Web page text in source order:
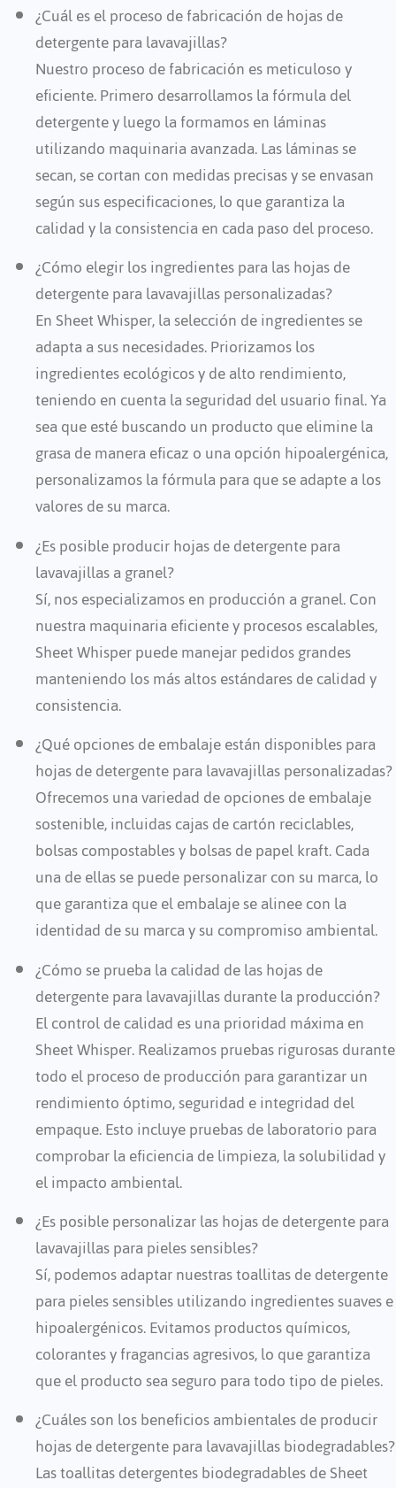
¿Cuál es el proceso de fabricación de hojas de
detergente para lavavajillas?
Nuestro proceso de fabricación es meticuloso y
eficiente. Primero desarrollamos la fórmula del
detergente y luego la formamos en láminas
utilizando maquinaria avanzada. Las láminas se
secan, se cortan con medidas precisas y se envasan
según sus especificaciones, lo que garantiza la
calidad y la consistencia en cada paso del proceso.
¿Cómo elegir los ingredientes para las hojas de
detergente para lavavajillas personalizadas?
En Sheet Whisper, la selección de ingredientes se
adapta a sus necesidades. Priorizamos los
ingredientes ecológicos y de alto rendimiento,
teniendo en cuenta la seguridad del usuario final. Ya
sea que esté buscando un producto que elimine la
grasa de manera eficaz o una opción hipoalergénica,
personalizamos la fórmula para que se adapte a los
valores de su marca.
¿Es posible producir hojas de detergente para
lavavajillas a granel?
Sí, nos especializamos en producción a granel. Con
nuestra maquinaria eficiente y procesos escalables,
Sheet Whisper puede manejar pedidos grandes
manteniendo los más altos estándares de calidad y
consistencia.
¿Qué opciones de embalaje están disponibles para
hojas de detergente para lavavajillas personalizadas?
Ofrecemos una variedad de opciones de embalaje
sostenible, incluidas cajas de cartón reciclables,
bolsas compostables y bolsas de papel kraft. Cada
una de ellas se puede personalizar con su marca, lo
que garantiza que el embalaje se alinee con la
identidad de su marca y su compromiso ambiental.
¿Cómo se prueba la calidad de las hojas de
detergente para lavavajillas durante la producción?
El control de calidad es una prioridad máxima en
Sheet Whisper. Realizamos pruebas rigurosas durante
todo el proceso de producción para garantizar un
rendimiento óptimo, seguridad e integridad del
empaque. Esto incluye pruebas de laboratorio para
comprobar la eficiencia de limpieza, la solubilidad y
el impacto ambiental.
¿Es posible personalizar las hojas de detergente para
lavavajillas para pieles sensibles?
Sí, podemos adaptar nuestras toallitas de detergente
para pieles sensibles utilizando ingredientes suaves e
hipoalergénicos. Evitamos productos químicos,
colorantes y fragancias agresivos, lo que garantiza
que el producto sea seguro para todo tipo de pieles.
¿Cuáles son los beneficios ambientales de producir
hojas de detergente para lavavajillas biodegradables?
Las toallitas detergentes biodegradables de Sheet